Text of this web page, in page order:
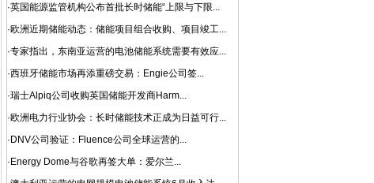
·英国能源监管机构公布首批长时储能“上限与下限...
·欧洲近期储能动态：储能项目组合收购、项目竣工...
·专家指出，东南亚运营的电池储能系统需要有效应...
·西班牙储能市场再添重磅交易：Engie公司签...
·瑞士Alpiq公司收购英国储能开发商Harm...
·欧洲电力行业协会：长时储能技术正成为日益可行...
· DNV公司验证：Fluence公司全球运营的...
· Energy Dome与谷歌再签大单：爱尔兰...